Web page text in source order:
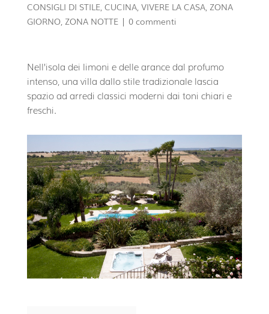
CONSIGLI DI STILE, CUCINA, VIVERE LA CASA, ZONA
GIORNO, ZONA NOTTE| 0 commenti
Nell’isola dei limoni e delle arance dal profumo
intenso, una villa dallo stile tradizionale lascia
spazio ad arredi classici moderni dai toni chiari e
freschi.